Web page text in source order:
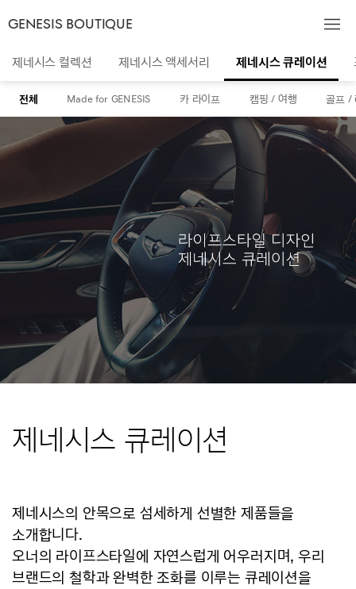
GENESIS BOUTIQUE
제네시스 컬렉션 제네시스 액세서리 제네시스 큐레이션
전체 Made for GENESIS 카 라이프 캠핑 / 여행 골프 /
제네시스 큐레이션
제네시스의 안목으로 섬세하게 선별한 제품들을
소개합니다.
오너의 라이프스타일에 자연스럽게 어우러지며, 우리
브랜드의 철학과 완벽한 조화를 이루는 큐레이션을